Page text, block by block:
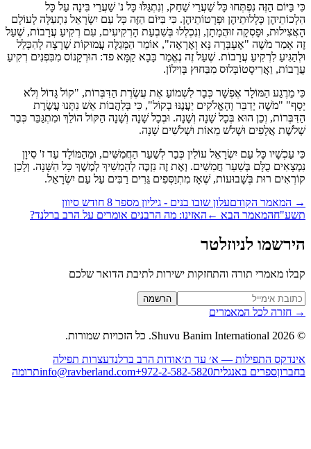
בַּיּוֹם הַזֶּה נִפְתְּחוּ כָּל שַׁעֲרֵי שַׁחַק, וְנִתְגַּלּוּ כָּל נ' שַׁעֲרֵי בִּינָה עַל כָּל
כְּלָלוּתֵיהֶן וּפְרָטוֹתֵיהֶן. כִּי בַּיּוֹם הַזֶּה כָּל עַם יִשְׂרָאֵל נִתְעַלָּה לְעוֹלָם
וּפָסְקָה זוּהֲמָתָן, וְנִכְלְלוּ בְּשִׁבְעַת הָרְקִיעִים, עִם רְקִיעַ עֲרָבוֹת, שֶׁעַל
אָמַר מֹשֶׁה "אֶעְבְּרָה נָּא וְאֶרְאֶה", אוֹמֵר הַמְּגַלֶּה עֲמוּקוֹת שֶׁרָצָה לְהִכָּלֵל
לִרְקִיעַ עֲרָבוֹת. שֶׁעַל זֶה נֶאֱמַר בָּבָא קַמָּא פד: הוּרְקָנוֹס מִבִּפְנִים רְקִיעַ
וַאֲרִיסְטוֹבְּלוּס מִבַּחוּץ בְּוִילוֹן.
מֵרֶגַע הַמּוֹלָד אֶפְשָׁר כְּבָר לִשְׁמוֹעַ אֶת עֲשֶׂרֶת הַדִּבְּרוֹת, "קוֹל גָּדוֹל וְלֹא
"מֹשֶׁה יְדַבֵּר וְהָאֱלֹקִים יַעֲנֶנּוּ בְקוֹל", כִּי בְּלַהֲבוֹת אֵשׁ נִתְּנוּ עֲשֶׂרֶת
וְכֵן הוּא בְּכָל שָׁנָה וְשָׁנָה. וּבְכָל שָׁנָה וְשָׁנָה הַקּוֹל הוֹלֵךְ וּמִתְגַּבֵּר כְּבַר
אֲלָפִים וּשְׁלֹשׁ מֵאוֹת וּשְׁלֹשִׁים שָׁנָה.
עַכְשָׁיו כָּל עַם יִשְׂרָאֵל עוֹלִין כְּבַר לְשַׁעַר הַחֲמִשִּׁים, וּמֵהַמּוֹלָד עַד ז' סִיוָן
כֻלָּם בְּשַׁעַר חֲמִשִּׁים. וְאֶת זֶה נִזְכֶּה לְהַמְשִׁיךְ לְמֶשֶׁךְ כָּל הַשָּׁנָה. וְלָכֵן
רוּת בְּשָׁבוּעוֹת, שֶׁאָז מִתְוַסְּפִים גֵּרִים רַבִּים עַל עַם יִשְׂרָאֵל.
המאמר הקודם
עלון שובו בנים - גיליון מספר 8 חודש סיוון
המאמר הבא ← האזינו: מה הרבנים אומרים על הרב ברלנד?
לניוזלטר
מאמרי תורה והתחזקות ישירות לתיבת הדואר שלכם
Website (leave הרשמה
חזרה לכל המאמרים
2026
Shuvu Banim International.
כל הזכויות שמורות.
התפילות — א׳ עד ת׳אודות הרב ברלנדעצרות תפילה
ספרים באנגלית info@ravberland.com+972-2-582-5820 תרומה